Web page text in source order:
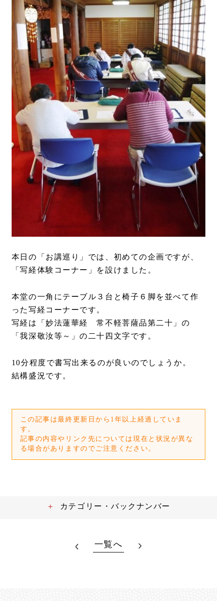
本日の「お講巡り」では、初めての企画ですが、
「写経体験コーナー」を設けました。
本堂の一角にテーブル３台と椅子６脚を並べて作
った写経コーナーです。
写経は「妙法蓮華経 常不軽菩薩品第二十」の
「我深敬汝等～」の二十四文字です。
10分程度で書写出来るのが良いのでしょうか。
結構盛況です。
この記事は最終更新日から1年以上経過していま
す。
記事の内容やリンク先については現在と状況が異な
る場合がありますのでご注意ください。
カテゴリー・バックナンバー
一覧へ